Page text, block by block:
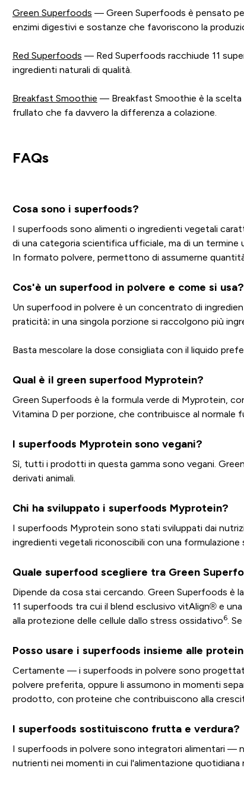
Green Superfoods — Green Superfoods è pensato
enzimi digestivi e sostanze che favoriscono la
Red Superfoods — Red Superfoods racchiude 11
ingredienti naturali di qualità.
Breakfast Smoothie — Breakfast Smoothie è la scelta
frullato che fa davvero la differenza a colazione.
FAQs
Cosa sono i superfoods?
I superfoods sono alimenti o ingredienti vegetali
di una categoria scientifica ufficiale, ma di un termine
In formato polvere, permettono di assumerne
Cos'è un superfood in polvere e come si usa?
Un superfood in polvere è un concentrato di
praticità: in una singola porzione si raccolgono più
Basta mescolare la dose consigliata con il liquido
Qual è il green superfood Myprotein?
Green Superfoods è la formula verde di Myprotein,
Vitamina D per porzione, che contribuisce al normale
I superfoods Myprotein sono vegani?
Sì, tutti i prodotti in questa gamma sono vegani.
derivati animali.
Chi ha sviluppato i superfoods Myprotein?
I superfoods Myprotein sono stati sviluppati dai
ingredienti vegetali riconoscibili con una
Quale superfood scegliere tra Green
Dipende da cosa stai cercando. Green Superfoods è
11 superfoods tra cui il blend esclusivo vitAlign® e
alla protezione delle cellule dallo stress ossidativo6.
Posso usare i superfoods insieme alle
Certamente — i superfoods in polvere sono
polvere preferita, oppure li assumono in momenti
prodotto, con proteine che contribuiscono alla
I superfoods sostituiscono frutta e verdura?
I superfoods in polvere sono integratori alimentari —
nutrienti nei momenti in cui l'alimentazione